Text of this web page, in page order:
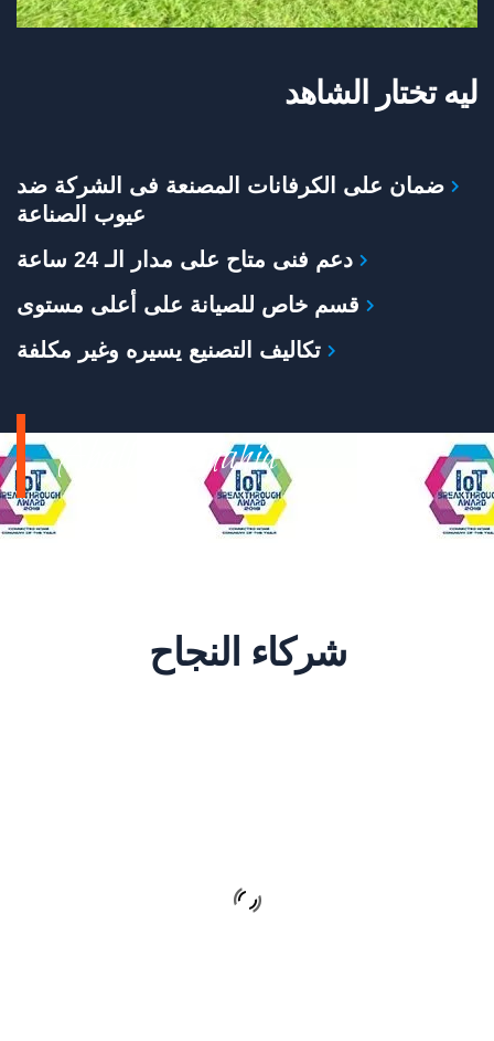
ليه تختار الشاهد
ضمان على الكرفانات المصنعة فى الشركة ضد
عيوب الصناعة
دعم فنى متاح على مدار الـ 24 ساعة
قسم خاص للصيانة على أعلى مستوى
تكاليف التصنيع يسيره وغير مكلفة
Aballah elshahid
شركاء النجاح